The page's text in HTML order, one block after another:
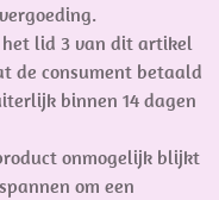
lid 3 van dit artikel
de consument betaald
binnen 14 dagen
onmogelijk blijkt
om een